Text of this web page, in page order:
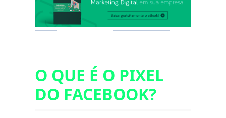
O QUE É O PIXEL
DO FACEBOOK?